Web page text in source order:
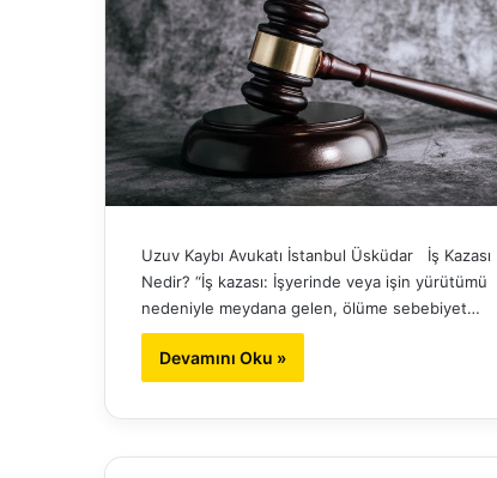
Uzuv Kaybı Avukatı İstanbul Üsküdar İş Kazası
Nedir? “İş kazası: İşyerinde veya işin yürütümü
nedeniyle meydana gelen, ölüme sebebiyet…
Devamını Oku »